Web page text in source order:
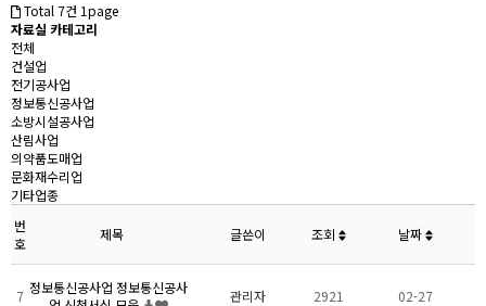
Total 7건 1page
자료실 카테고리
전체
건설업
전기공사업
정보통신공사업
소방시설공사업
산림사업
의약품도매업
문화재수리업
기타업종
번
호
제목 글쓴이 조회 날짜
7 정보통신공사업 정보통신공사
관리자 2921 02-27